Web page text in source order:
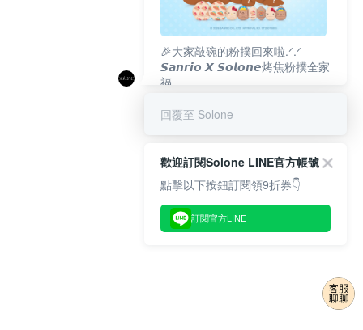
🎉大家敲碗的粉撲回來啦.ᐟ‪‪.ᐟ
𝙎𝙖𝙣𝙧𝙞𝙤 𝙓 𝙎𝙤𝙡𝙤𝙣𝙚烤焦粉撲全家
福
回覆至 Solone
歡迎訂閱Solone LINE官方帳號
點擊以下按鈕訂閱領9折券👇
訂閱官方LINE